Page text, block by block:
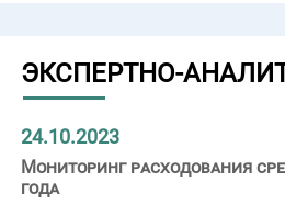
ЭКСПЕРТНО-
24.10.2023
Мониторинг расходования
года